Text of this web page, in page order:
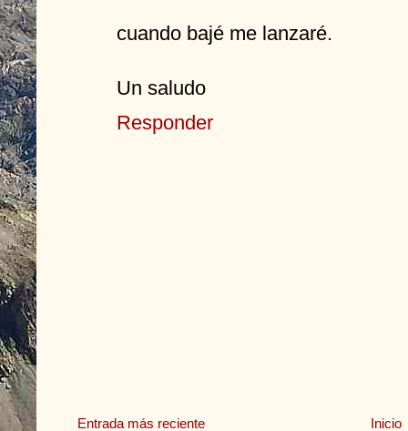
cuando bajé me lanzaré.
Un saludo
Responder
Entrada más reciente Inicio